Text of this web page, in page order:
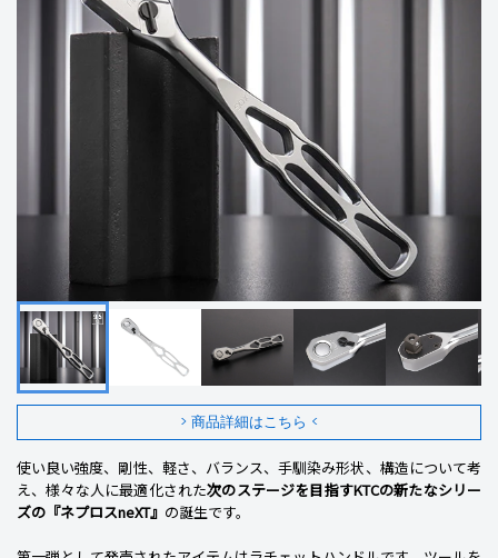
> 商品詳細はこちら <
使い良い強度、剛性、軽さ、バランス、手馴染み形状、構造について考
え、様々な人に最適化された次のステージを目指すKTCの新たなシリー
ズの『ネプロスneXT』 の誕生です。